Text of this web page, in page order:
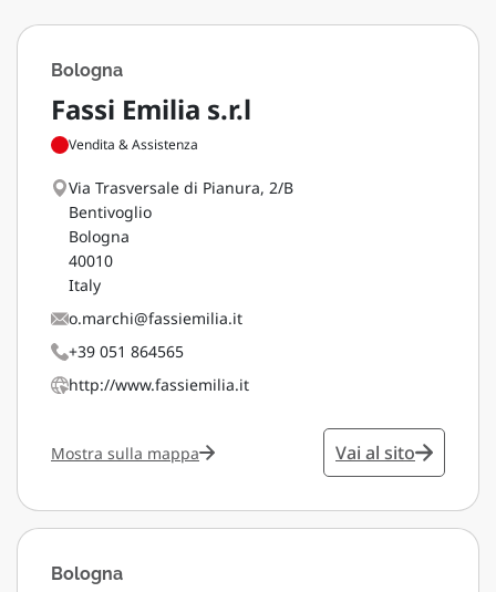
Bologna
Fassi Emilia s.r.l
Vendita & Assistenza
Via Trasversale di Pianura, 2/B
Bentivoglio
Bologna
40010
Italy
o.marchi@fassiemilia.it
+39 051 864565
http://www.fassiemilia.it
Mostra sulla mappa Vai al sito
Bologna